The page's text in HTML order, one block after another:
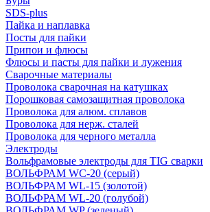
SDS-plus
Пайка и наплавка
Посты для пайки
Припои и флюсы
Флюсы и пасты для пайки и лужения
Сварочные материалы
Проволока сварочная на катушках
Порошковая самозащитная проволока
Проволока для алюм. сплавов
Проволока для нерж. сталей
Проволока для черного металла
Электроды
Вольфрамовые электроды для TIG сварки
ВОЛЬФРАМ WC-20 (серый)
ВОЛЬФРАМ WL-15 (золотой)
ВОЛЬФРАМ WL-20 (голубой)